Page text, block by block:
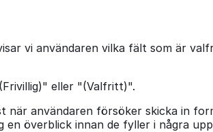
vi användaren vilka fält som är
eller "(Valfritt)".
användaren försöker skicka in
överblick innan de fyller i några